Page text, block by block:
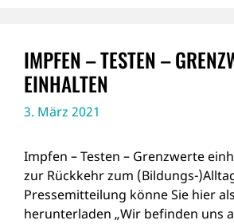
IMPFEN – TESTEN –
EINHALTEN
3. März 2021
Impfen – Testen – Grenzwerte
zur Rückkehr zum (Bildungs-
Pressemitteilung könne Sie hier
herunterladen „Wir befinden uns